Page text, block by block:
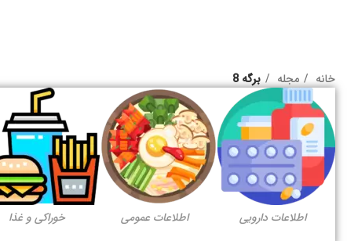
خانه مجله برگه 8
اطلاعات دارویی اطلاعات عمومی خوراکی و غذا